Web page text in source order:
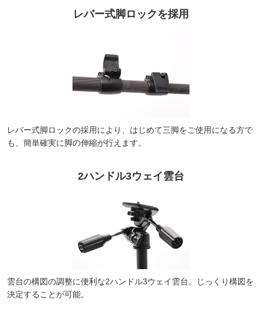
レバー式脚ロックを採用
レバー式脚ロックの採用により、はじめて三脚をご使用になる方で
も、簡単確実に脚の伸縮が行えます。
2ハンドル3ウェイ雲台
雲台の構図の調整に便利な2ハンドル3ウェイ雲台。じっくり構図を
決定することが可能。